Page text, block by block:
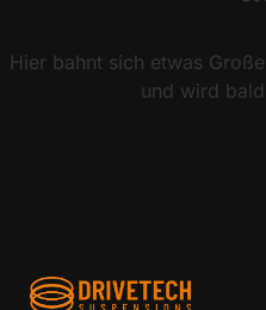
Hier bahnt sich etwas
und wird